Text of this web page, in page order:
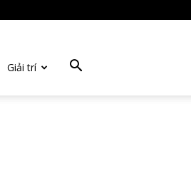
Giải trí